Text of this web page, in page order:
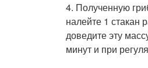
4. Полученную
налейте 1 стакан
доведите эту
минут и при